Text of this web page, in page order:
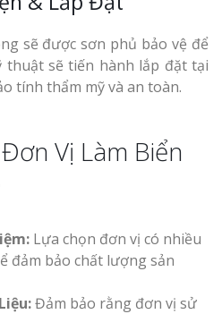
sẽ được sơn phủ bảo vệ để
sẽ tiến hành lắp đặt tại
tính thẩm mỹ và an toàn.
Vị Làm Biển
Lựa chọn đơn vị có nhiều
đảm bảo chất lượng sản
Đảm bảo rằng đơn vị sử